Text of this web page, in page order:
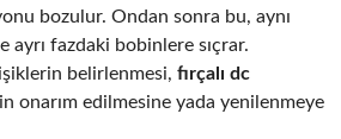
bozulur. Ondan sonra bu, aynı
ayrı fazdaki bobinlere sıçrar.
belirlenmesi, fırçalı dc
onarım edilmesine yada yenilenmeye